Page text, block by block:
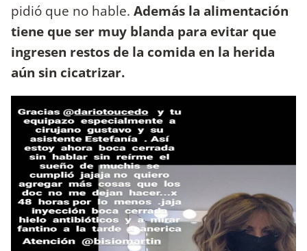
pidió que no hable. Además la alimentación
tiene que ser muy blanda para evitar que
ingresen restos de la comida en la herida
aún sin cicatrizar.